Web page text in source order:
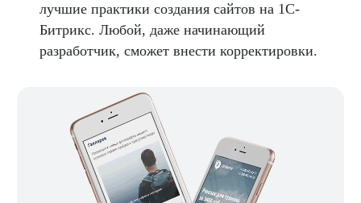
лучшие практики создания сайтов на 1С-
Битрикс. Любой, даже начинающий
разработчик, сможет внести корректировки.